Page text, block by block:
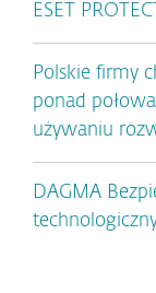
ESET
Polskie firmy
ponad
używaniu
DAGMA